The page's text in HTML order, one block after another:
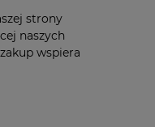
strony
naszych
wspiera